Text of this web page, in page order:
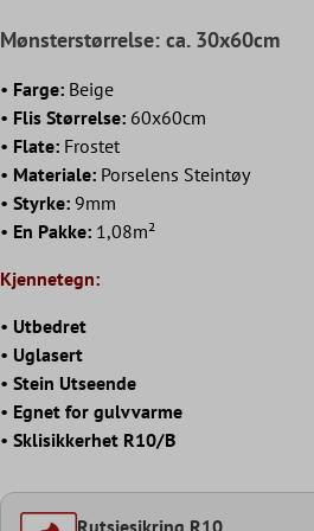
Mønsterstørrelse: ca. 30x60cm
• Farge: Beige
• Flis Størrelse: 60x60cm
• Flate: Frostet
• Materiale: Porselens Steintøy
• Styrke: 9mm
• En Pakke: 1,08m²
Kjennetegn:
• Utbedret
• Uglasert
• Stein Utseende
• Egnet for gulvvarme
• Sklisikkerhet R10/B